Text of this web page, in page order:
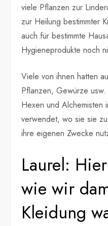
viele Pflanzen zur
zur Heilung bestimmter
auch für bestimmte
Hygieneprodukte noch
Viele von ihnen hatten
Pflanzen, Gewürze
Hexen und Alchemisten
verwendet, wo sie sie
ihre eigenen Zwecke
Laurel:
wie wir
Kleidung